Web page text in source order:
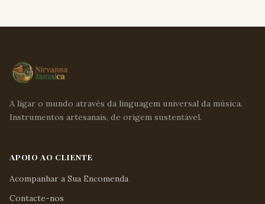
A ligar o mundo através da linguagem universal da música.
Instrumentos artesanais, de origem sustentável.
APOIO AO CLIENTE
Acompanhar a Sua Encomenda
Contacte-nos